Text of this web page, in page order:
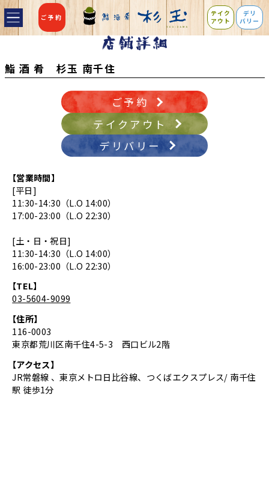
ご予約
テイク
アウト
デリ
バリー
鮨 酒 肴 杉玉 南千住
ご予約
テイクアウト
デリバリー
【営業時間】
[平日]
11:30-14:30（L.O 14:00）
17:00-23:00（L.O 22:30）
[土・日・祝日]
11:30-14:30（L.O 14:00）
16:00-23:00（L.O 22:30）
【TEL】
03-5604-9099
【住所】
116-0003
東京都荒川区南千住4-5-3 西口ビル2階
【アクセス】
JR常磐線 、東京メトロ日比谷線、つくばエクスプレス/ 南千住
駅 徒歩1分